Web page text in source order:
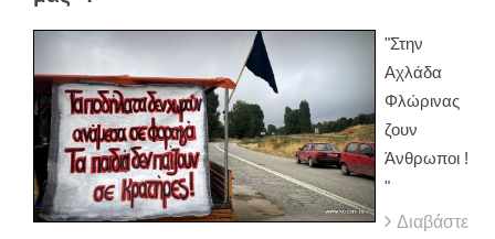
"Στην
Αχλάδα
Φλώρινας
ζουν
Άνθρωποι !
"
Διαβάστε